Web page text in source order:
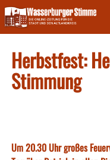
Skip
to
content
Herbstfest:
Stimmung
Um 20.30 Uhr großes